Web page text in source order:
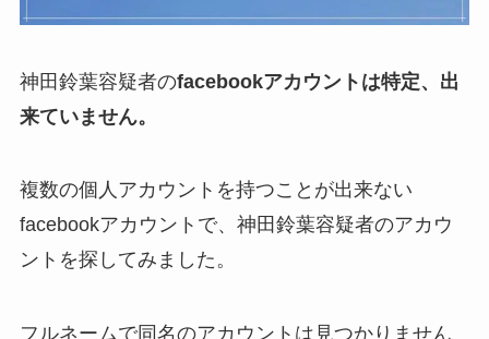
神田鈴葉容疑者のfacebookアカウントは特定、出
来ていません。
複数の個人アカウントを持つことが出来ない
facebookアカウントで、神田鈴葉容疑者のアカウ
ントを探してみました。
フルネームで同名のアカウントは見つかりません